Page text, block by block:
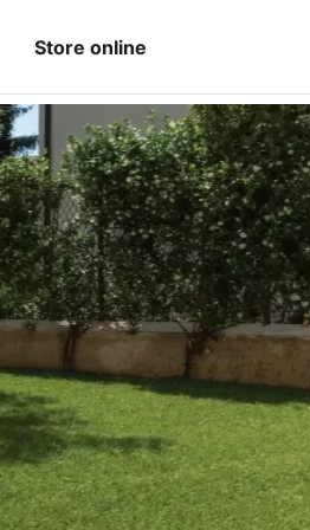
Store online